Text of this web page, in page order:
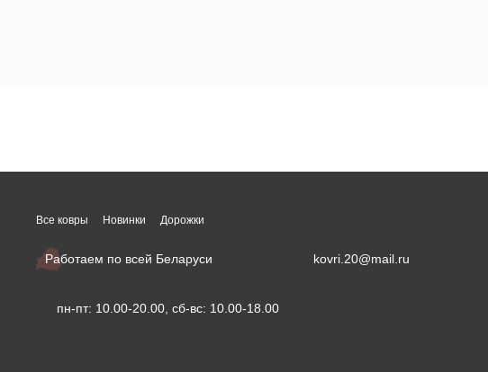
Все ковры Новинки Дорожки
Работаем по всей Беларуси kovri.20@mail.ru
пн-пт: 10.00-20.00, сб-вс: 10.00-18.00